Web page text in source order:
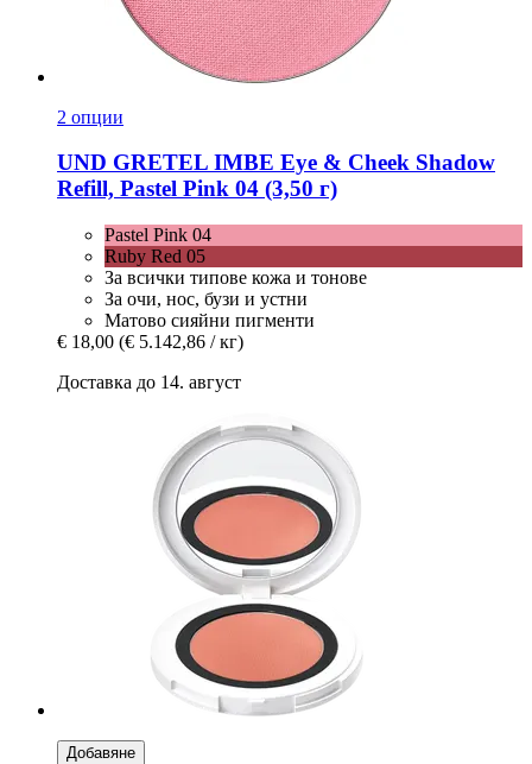
2 опции
UND GRETEL IMBE Eye & Cheek Shadow
Refill, Pastel Pink 04 (3,50 г)
Pastel Pink 04
Ruby Red 05
За всички типове кожа и тонове
За очи, нос, бузи и устни
Матово сияйни пигменти
€ 18,00 (€ 5.142,86 / кг)
Доставка до 14. август
Добавяне